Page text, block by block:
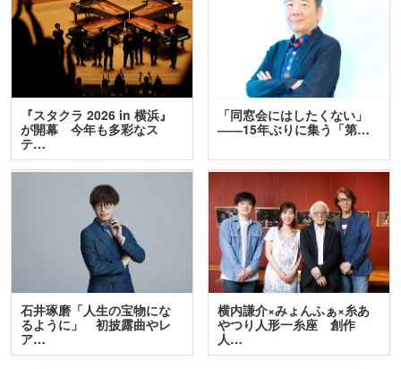
『スタクラ 2026 in 横浜』
が開幕 今年も多彩なス
テ…
「同窓会にはしたくない」
――15年ぶりに集う「第…
石井琢磨「人生の宝物にな
るように」 初披露曲やレ
ア…
横内謙介×みょんふぁ×糸あ
やつり人形一糸座 創作
人…